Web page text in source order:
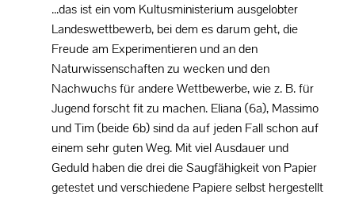
...das ist ein vom Kultusministerium ausgelobter
Landeswettbewerb, bei dem es darum geht, die
Freude am Experimentieren und an den
Naturwissenschaften zu wecken und den
Nachwuchs für andere Wettbewerbe, wie z. B. für
Jugend forscht fit zu machen. Eliana (6a), Massimo
und Tim (beide 6b) sind da auf jeden Fall schon auf
einem sehr guten Weg. Mit viel Ausdauer und
Geduld haben die drei die Saugfähigkeit von Papier
getestet und verschiedene Papiere selbst hergestellt